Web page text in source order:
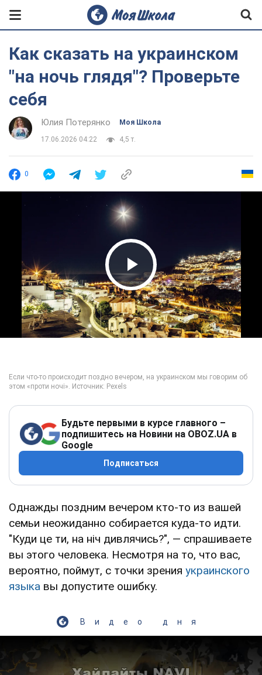
Как сказать на украинском
"на ночь глядя"? Проверьте
себя
Юлия Потерянко Моя Школа
17.06.2026 04:22 4,5 т.
0
Play Video
Будьте первыми в курсе главного –
подпишитесь на Новини на OBOZ.UA в
Google
Подписаться
Однажды поздним вечером кто-то из вашей
семьи неожиданно собирается куда-то идти.
"Куди це ти, на ніч дивлячись?", — спрашиваете
вы этого человека. Несмотря на то, что вас,
вероятно, поймут, с точки зрения украинского
языка вы допустите ошибку.
Видео дня